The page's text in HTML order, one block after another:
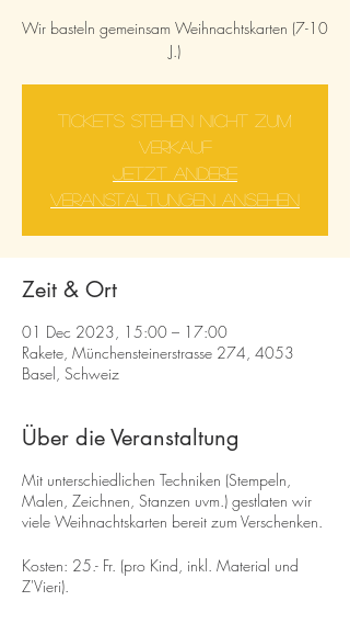
Wir basteln gemeinsam Weihnachtskarten (7-10
J.)
Tickets stehen nicht zum
Verkauf
Jetzt andere
Veranstaltungen ansehen
Zeit & Ort
01 Dec 2023, 15:00 – 17:00
Rakete, Münchensteinerstrasse 274, 4053
Basel, Schweiz
Über die Veranstaltung
Mit unterschiedlichen Techniken (Stempeln,
Malen, Zeichnen, Stanzen uvm.) gestlaten wir
viele Weihnachtskarten bereit zum Verschenken.
Kosten: 25.- Fr. (pro Kind, inkl. Material und
Z'Vieri).